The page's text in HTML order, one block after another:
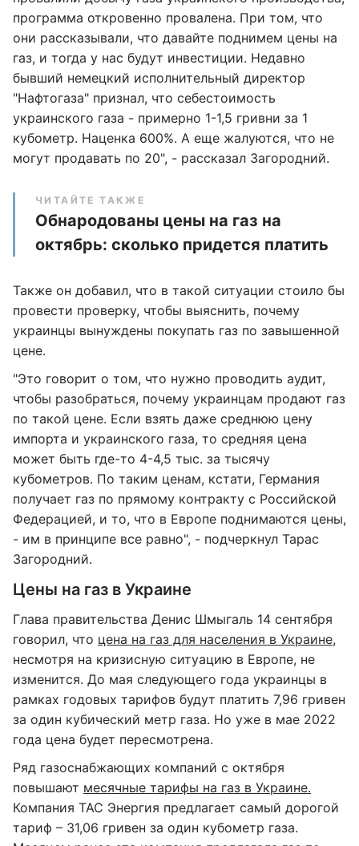
программа откровенно провалена. При том, что
они рассказывали, что давайте поднимем цены на
газ, и тогда у нас будут инвестиции. Недавно
бывший немецкий исполнительный директор
"Нафтогаза" признал, что себестоимость
украинского газа - примерно 1-1,5 гривни за 1
кубометр. Наценка 600%. А еще жалуются, что не
могут продавать по 20", - рассказал Загородний.
ЧИТАЙТЕ ТАКЖЕ
Обнародованы цены на газ на
октябрь: сколько придется платить
Также он добавил, что в такой ситуации стоило бы
провести проверку, чтобы выяснить, почему
украинцы вынуждены покупать газ по завышенной
цене.
"Это говорит о том, что нужно проводить аудит,
чтобы разобраться, почему украинцам продают газ
по такой цене. Если взять даже среднюю цену
импорта и украинского газа, то средняя цена
может быть где-то 4-4,5 тыс. за тысячу
кубометров. По таким ценам, кстати, Германия
получает газ по прямому контракту с Российской
Федерацией, и то, что в Европе поднимаются цены,
- им в принципе все равно", - подчеркнул Тарас
Загородний.
Цены на газ в Украине
Глава правительства Денис Шмыгаль 14 сентября
говорил, что цена на газ для населения в Украине,
несмотря на кризисную ситуацию в Европе, не
изменится. До мая следующего года украинцы в
рамках годовых тарифов будут платить 7,96 гривен
за один кубический метр газа. Но уже в мае 2022
года цена будет пересмотрена.
Ряд газоснабжающих компаний с октября
повышают месячные тарифы на газ в Украине.
Компания ТАС Энергия предлагает самый дорогой
тариф – 31,06 гривен за один кубометр газа.